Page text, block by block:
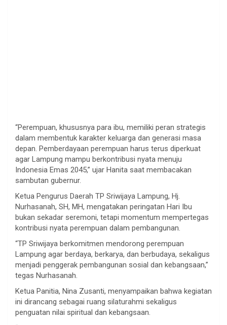
“Perempuan, khususnya para ibu, memiliki peran strategis
dalam membentuk karakter keluarga dan generasi masa
depan. Pemberdayaan perempuan harus terus diperkuat
agar Lampung mampu berkontribusi nyata menuju
Indonesia Emas 2045,” ujar Hanita saat membacakan
sambutan gubernur.
Ketua Pengurus Daerah TP Sriwijaya Lampung, Hj.
Nurhasanah, SH, MH, mengatakan peringatan Hari Ibu
bukan sekadar seremoni, tetapi momentum mempertegas
kontribusi nyata perempuan dalam pembangunan.
“TP Sriwijaya berkomitmen mendorong perempuan
Lampung agar berdaya, berkarya, dan berbudaya, sekaligus
menjadi penggerak pembangunan sosial dan kebangsaan,”
tegas Nurhasanah.
Ketua Panitia, Nina Zusanti, menyampaikan bahwa kegiatan
ini dirancang sebagai ruang silaturahmi sekaligus
penguatan nilai spiritual dan kebangsaan.